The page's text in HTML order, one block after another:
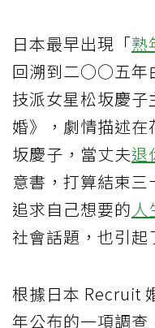
日本最早出現「熟
回溯到二○○五年
技派女星松坂慶
婚》，劇情描述
坂慶子，當丈夫退
意書，打算結束
追求自己想要的人
社會話題，也引起
根據日本 Recruit
年公布的一項調